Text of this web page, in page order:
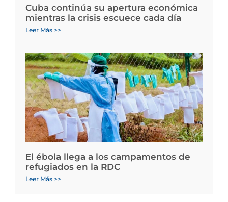
Cuba continúa su apertura económica
mientras la crisis escuece cada día
Leer Más >>
El ébola llega a los campamentos de
refugiados en la RDC
Leer Más >>